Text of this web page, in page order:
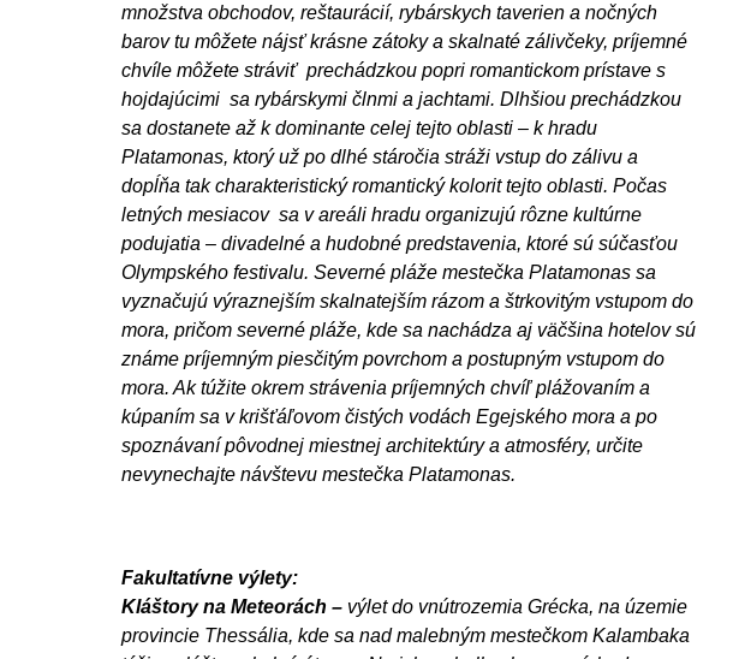
množstva obchodov, reštaurácií, rybárskych taverien a nočných
barov tu môžete nájsť krásne zátoky a skalnaté zálivčeky, príjemné
chvíle môžete stráviť prechádzkou popri romantickom prístave s
hojdajúcimi sa rybárskymi člnmi a jachtami. Dlhšiou prechádzkou
sa dostanete až k dominante celej tejto oblasti – k hradu
Platamonas, ktorý už po dlhé stáročia stráži vstup do zálivu a
dopĺňa tak charakteristický romantický kolorit tejto oblasti. Počas
letných mesiacov sa v areáli hradu organizujú rôzne kultúrne
podujatia – divadelné a hudobné predstavenia, ktoré sú súčasťou
Olympského festivalu. Severné pláže mestečka Platamonas sa
vyznačujú výraznejším skalnatejším rázom a štrkovitým vstupom do
mora, pričom severné pláže, kde sa nachádza aj väčšina hotelov sú
známe príjemným piesčitým povrchom a postupným vstupom do
mora. Ak túžite okrem strávenia príjemných chvíľ plážovaním a
kúpaním sa v krišťáľovom čistých vodách Egejského mora a po
spoznávaní pôvodnej miestnej architektúry a atmosféry, určite
nevynechajte návštevu mestečka Platamonas.
Fakultatívne výlety:
Kláštory na Meteorách –výlet do vnútrozemia Grécka, na územie
provincie Thessália, kde sa nad malebným mestečkom Kalambaka